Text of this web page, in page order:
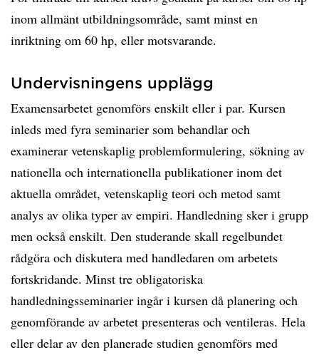
inom allmänt utbildningsområde, samt minst en
inriktning om 60 hp, eller motsvarande.
Undervisningens upplägg
Examensarbetet genomförs enskilt eller i par. Kursen
inleds med fyra seminarier som behandlar och
examinerar vetenskaplig problemformulering, sökning av
nationella och internationella publikationer inom det
aktuella området, vetenskaplig teori och metod samt
analys av olika typer av empiri. Handledning sker i grupp
men också enskilt. Den studerande skall regelbundet
rådgöra och diskutera med handledaren om arbetets
fortskridande. Minst tre obligatoriska
handledningsseminarier ingår i kursen då planering och
genomförande av arbetet presenteras och ventileras. Hela
eller delar av den planerade studien genomförs med